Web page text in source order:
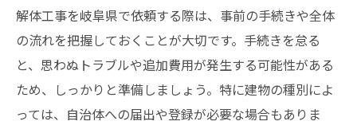
方
登録一覧から信頼性の高い解体業者を見極
める方法
解体工事で重視すべき実績や口コミ評価の
活用法
解体工事を岐阜県で依頼する際は、事前の手続きや全体
の流れを把握しておくことが大切です。手続きを怠る
と、思わぬトラブルや追加費用が発生する可能性がある
ため、しっかりと準備しましょう。特に建物の種別によ
っては、自治体への届出や登録が必要な場合もありま